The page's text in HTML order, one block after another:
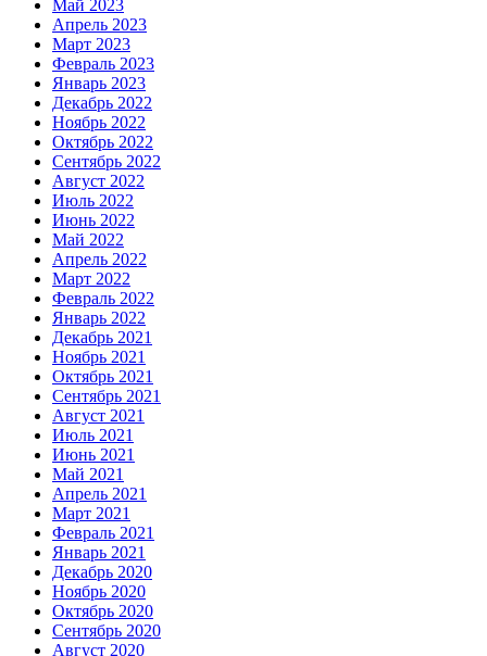
Май 2023
Апрель 2023
Март 2023
Февраль 2023
Январь 2023
Декабрь 2022
Ноябрь 2022
Октябрь 2022
Сентябрь 2022
Август 2022
Июль 2022
Июнь 2022
Май 2022
Апрель 2022
Март 2022
Февраль 2022
Январь 2022
Декабрь 2021
Ноябрь 2021
Октябрь 2021
Сентябрь 2021
Август 2021
Июль 2021
Июнь 2021
Май 2021
Апрель 2021
Март 2021
Февраль 2021
Январь 2021
Декабрь 2020
Ноябрь 2020
Октябрь 2020
Сентябрь 2020
Август 2020